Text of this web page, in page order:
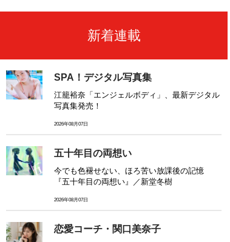
新着連載
SPA！デジタル写真集
江籠裕奈「エンジェルボディ」、最新デジタル
写真集発売！
2026年08月07日
五十年目の両想い
今でも色褪せない、ほろ苦い放課後の記憶
『五十年目の両想い』／新堂冬樹
2026年08月07日
恋愛コーチ・関口美奈子